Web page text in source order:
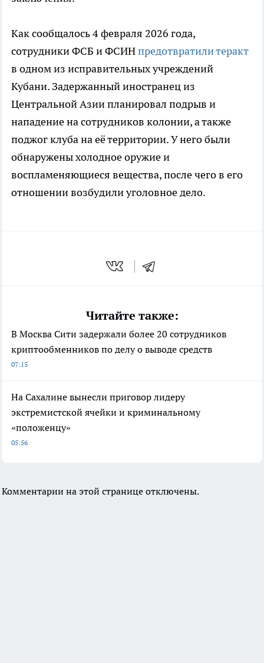
Как сообщалось 4 февраля 2026 года,
сотрудники ФСБ и ФСИНпредотвратили теракт
в одном из исправительных учреждений
Кубани. Задержанный иностранец из
Центральной Азии планировал подрыв и
нападение на сотрудников колонии, а также
поджог клуба на её территории. У него были
обнаружены холодное оружие и
воспламеняющиеся вещества, после чего в его
отношении возбудили уголовное дело.
Читайте также:
В Москва Сити задержали более 20 сотрудников
криптообменников по делу о выводе средств
07:15
На Сахалине вынесли приговор лидеру
экстремистской ячейки и криминальному
«положенцу»
05:56
Комментарии на этой странице отключены.